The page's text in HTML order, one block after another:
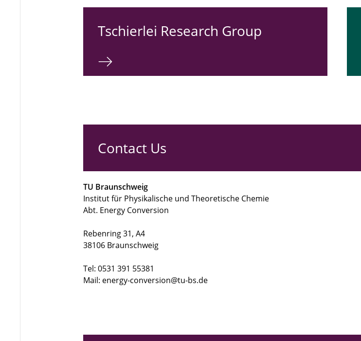
Tschierlei Research Group
Contact Us
TU Braunschweig
Institut für Physikalische und Theoretische Chemie
Abt. Energy Conversion
Rebenring 31, A4
38106 Braunschweig
Tel: 0531 391 55381
Mail: energy-conversion@tu-bs.de